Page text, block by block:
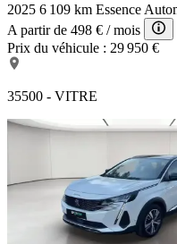
2025 6 109 km Essence
A partir de 498 € / mois
Prix du véhicule : 29 950 €
35500 - VITRE